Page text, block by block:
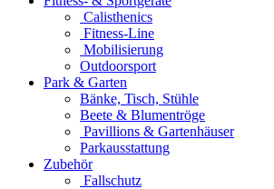
Calisthenics
Fitness-Line
Mobilisierung
Outdoorsport
Park & Garten
Bänke, Tisch, Stühle
Beete & Blumentröge
Pavillions & Gartenhäuser
Parkausstattung
Zubehör
Fallschutz